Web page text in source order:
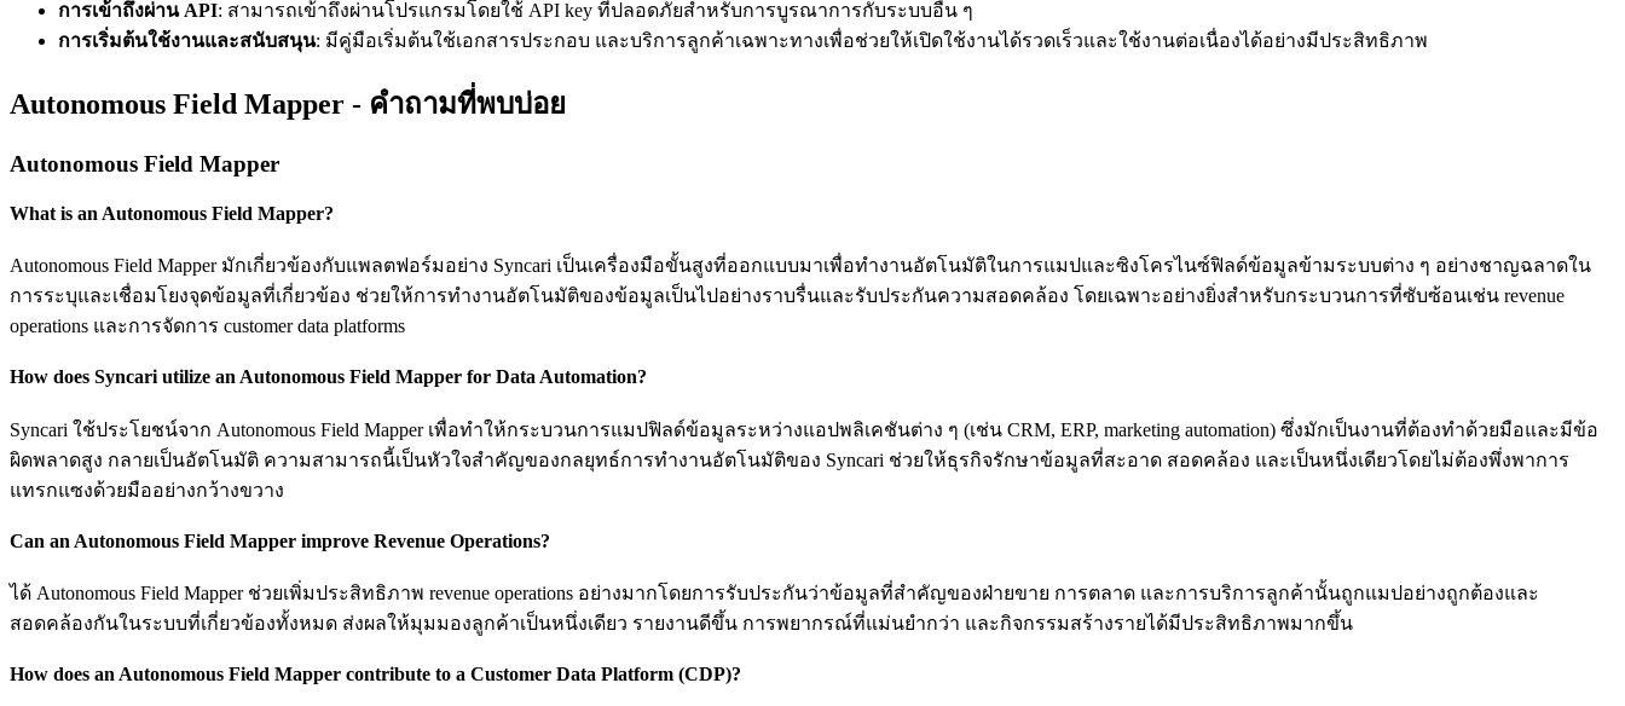
การเข้าถึงผ่าน API: สามารถเข้าถึงผ่านโปรแกรมโดยใช้ API key ที่ปลอดภัยสำหรับการบูรณาการกับระบบอื่น ๆ
การเริ่มต้นใช้งานและสนับสนุน: มีคู่มือเริ่มต้นใช้เอกสารประกอบ และบริการลูกค้าเฉพาะทางเพื่อช่วยให้เปิดใช้งานได้รวดเร็วและใช้งานต่อเนื่องได้อย่างมีประสิทธิภาพ
Autonomous Field Mapper - คำถามที่พบบ่อย
Autonomous Field Mapper
What is an Autonomous Field Mapper?
Autonomous Field Mapper มักเกี่ยวข้องกับแพลตฟอร์มอย่าง Syncari เป็นเครื่องมือขั้นสูงที่ออกแบบมาเพื่อทำงานอัตโนมัติในการแมปและซิงโครไนซ์ฟิลด์ข้อมูลข้ามระบบต่าง ๆ อย่างชาญฉลาดใน
การระบุและเชื่อมโยงจุดข้อมูลที่เกี่ยวข้อง ช่วยให้การทำงานอัตโนมัติของข้อมูลเป็นไปอย่างราบรื่นและรับประกันความสอดคล้อง โดยเฉพาะอย่างยิ่งสำหรับกระบวนการที่ซับซ้อนเช่น revenue
operations และการจัดการ customer data platforms
How does Syncari utilize an Autonomous Field Mapper for Data Automation?
Syncari ใช้ประโยชน์จาก Autonomous Field Mapper เพื่อทำให้กระบวนการแมปฟิลด์ข้อมูลระหว่างแอปพลิเคชันต่าง ๆ (เช่น CRM, ERP, marketing automation) ซึ่งมักเป็นงานที่ต้องทำด้วยมือและมีข้อ
ผิดพลาดสูง กลายเป็นอัตโนมัติ ความสามารถนี้เป็นหัวใจสำคัญของกลยุทธ์การทำงานอัตโนมัติของ Syncari ช่วยให้ธุรกิจรักษาข้อมูลที่สะอาด สอดคล้อง และเป็นหนึ่งเดียวโดยไม่ต้องพึ่งพาการ
แทรกแซงด้วยมืออย่างกว้างขวาง
Can an Autonomous Field Mapper improve Revenue Operations?
ได้ Autonomous Field Mapper ช่วยเพิ่มประสิทธิภาพ revenue operations อย่างมากโดยการรับประกันว่าข้อมูลที่สำคัญของฝ่ายขาย การตลาด และการบริการลูกค้านั้นถูกแมปอย่างถูกต้องและ
สอดคล้องกันในระบบที่เกี่ยวข้องทั้งหมด ส่งผลให้มุมมองลูกค้าเป็นหนึ่งเดียว รายงานดีขึ้น การพยากรณ์ที่แม่นยำกว่า และกิจกรรมสร้างรายได้มีประสิทธิภาพมากขึ้น
How does an Autonomous Field Mapper contribute to a Customer Data Platform (CDP)?